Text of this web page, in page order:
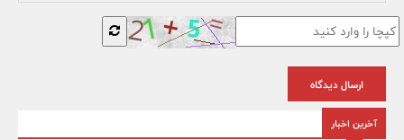
ارسال دیدگاه
آخرین اخبار